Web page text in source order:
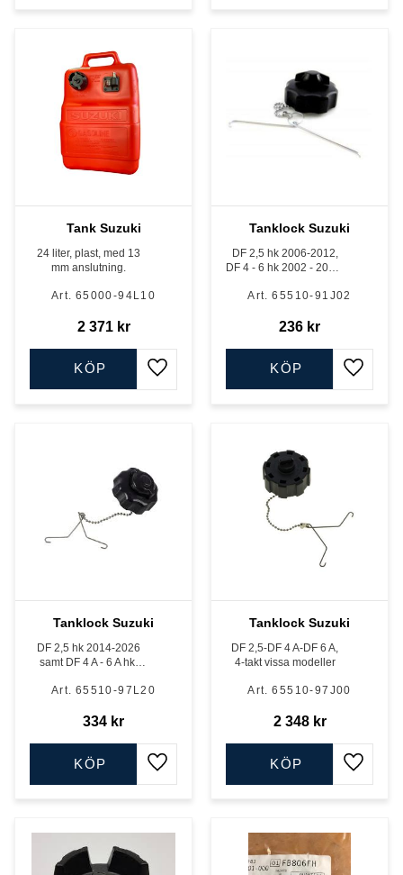
Tank Suzuki
24 liter, plast, med 13
mm anslutning.
65000-94L10
2 371kr
Lägg till i favoriter
KÖP
Tanklock Suzuki
DF 2,5 hk 2006-2012,
DF 4 - 6 hk 2002 - 2011,
hk, 2-takt vissa.
65510-91J02
236 kr
Lägg
KÖP
Tanklock Suzuki
DF 2,5 hk 2014-2026
samt DF 4 A - 6 A hk,
65510-97L20
334 kr
Lägg till i favoriter
KÖP
Tanklock Suzuki
DF 2,5-DF 4 A-DF 6 A,
4-takt vissa modeller
65510-97J00
2 348kr
Lägg
KÖP